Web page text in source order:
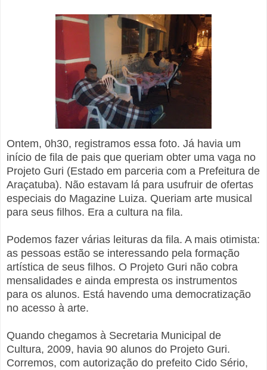
Ontem, 0h30, registramos essa foto. Já havia um
início de fila de pais que queriam obter uma vaga no
Projeto Guri (Estado em parceria com a Prefeitura de
Araçatuba). Não estavam lá para usufruir de ofertas
especiais do Magazine Luiza. Queriam arte musical
para seus filhos. Era a cultura na fila.
Podemos fazer várias leituras da fila. A mais otimista:
as pessoas estão se interessando pela formação
artística de seus filhos. O Projeto Guri não cobra
mensalidades e ainda empresta os instrumentos
para os alunos. Está havendo uma democratização
no acesso à arte.
Quando chegamos à Secretaria Municipal de
Cultura, 2009, havia 90 alunos do Projeto Guri.
Corremos, com autorização do prefeito Cido Sério,